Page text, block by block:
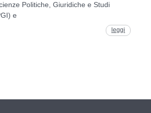
Politiche, Giuridiche e Studi
e
leggi